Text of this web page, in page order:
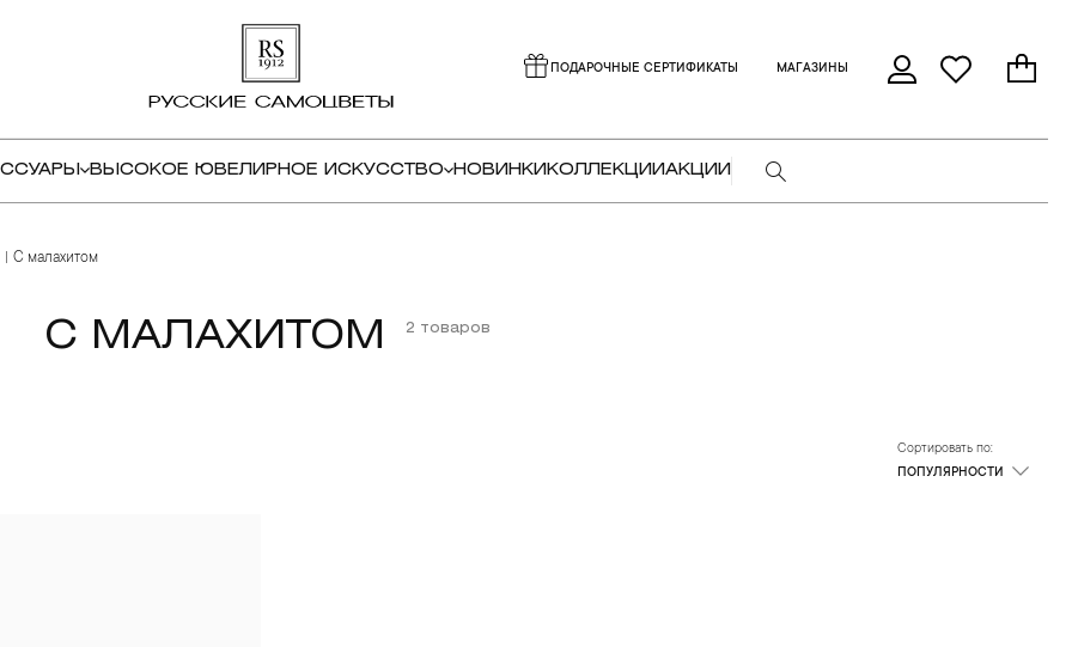
ПОДАРОЧНЫЕ СЕРТИФИКАТЫ МАГАЗИНЫ
ВЫСОКОЕ ЮВЕЛИРНОЕ ИСКУССТВО НОВИНКИ КОЛЛЕКЦИИАКЦИИ
С малахитом
С МАЛАХИТОМ 2 товаров
Сортировать по:
ПОПУЛЯРНОСТИ